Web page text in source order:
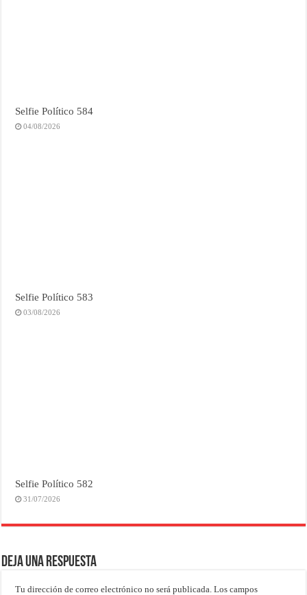
Selfie Político 584
04/08/2026
Selfie Político 583
03/08/2026
Selfie Político 582
31/07/2026
Deja una respuesta
Tu dirección de correo electrónico no será publicada. Los campos